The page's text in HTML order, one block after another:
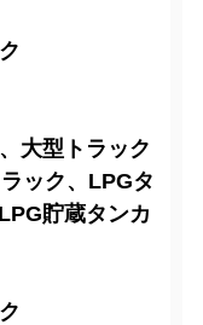
大型トラック
ック、LPGタ
貯蔵タンカ